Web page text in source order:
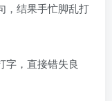
，结果手忙脚乱打
字，直接错失良